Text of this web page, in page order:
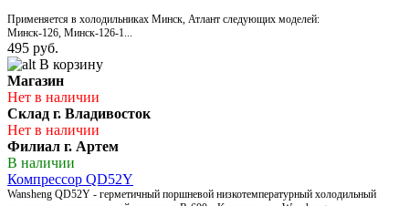
Применяется в холодильниках Минск, Атлант следующих моделей:
Минск-126, Минск-126-1...
495 руб.
В корзину
Магазин
Нет в наличии
Склад г. Владивосток
Нет в наличии
Филиал г. Артем
В наличии
Компрессор QD52Y
Wansheng QD52Y - герметичный поршневой низкотемпературный холодильный